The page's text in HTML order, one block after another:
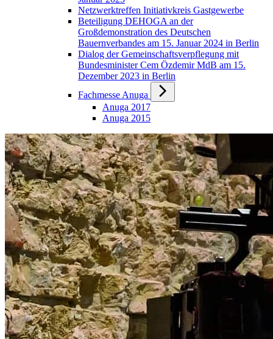
Netzwerktreffen Initiativkreis Gastgewerbe
Beteiligung DEHOGA an der
Großdemonstration des Deutschen
Bauernverbandes am 15. Januar 2024 in Berlin
Dialog der Gemeinschaftsverpflegung mit
Bundesminister Cem Özdemir MdB am 15.
Dezember 2023 in Berlin
Fachmesse Anuga
Anuga 2017
Anuga 2015